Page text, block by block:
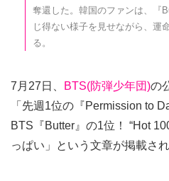
奪還した。韓国のファンは、『
じ得ない様子を見せながら、運
る。
7月27日、 BTS(防弾少年団)の
「先週1位の『Permission to
BTS『Butter』の1位！ “Hot
っぱい」という文章が掲載され